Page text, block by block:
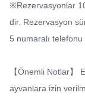
※Rezervasyonlar
dir. Rezervasyon
5 numaralı telefonu
【Önemli Notlar】
ayvanlara izin